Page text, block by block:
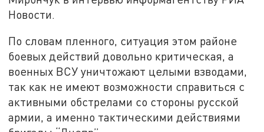
Новости.
По словам пленного, ситуация этом районе
боевых действий довольно критическая, а
военных ВСУ уничтожают целыми взводами,
так как не имеют возможности справиться с
активными обстрелами со стороны русской
армии, а именно тактическими действиями